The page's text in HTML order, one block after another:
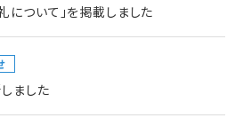
について」を掲載しました
ました